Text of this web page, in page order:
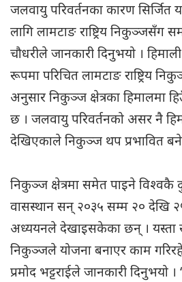
जलवायु परिवर्तनका कारण सिर्जित
लागि लामटाङ राष्ट्रिय निकुञ्जसँग
चौधरीले जानकारी दिनुभयो ।
रूपमा परिचित लामटाङ राष्ट्रिय
अनुसार निकुञ्ज क्षेत्रका हिमालमा
छ । जलवायु परिवर्तनको असर नै
देखिएकाले निकुञ्ज थप प्रभावित
निकुञ्ज क्षेत्रमा समेत पाइने विश्वकै
वासस्थान सन् २०३५ सम्म २० देखि
अध्ययनले देखाइसकेका छन् । यस्ता
निकुञ्जले योजना बनाएर काम
प्रमोद भट्टराईले जानकारी दिनुभयो ।